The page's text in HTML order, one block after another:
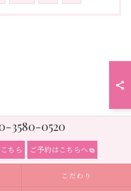
3580-0520
ちら ご予約はこちらへ
こだわり